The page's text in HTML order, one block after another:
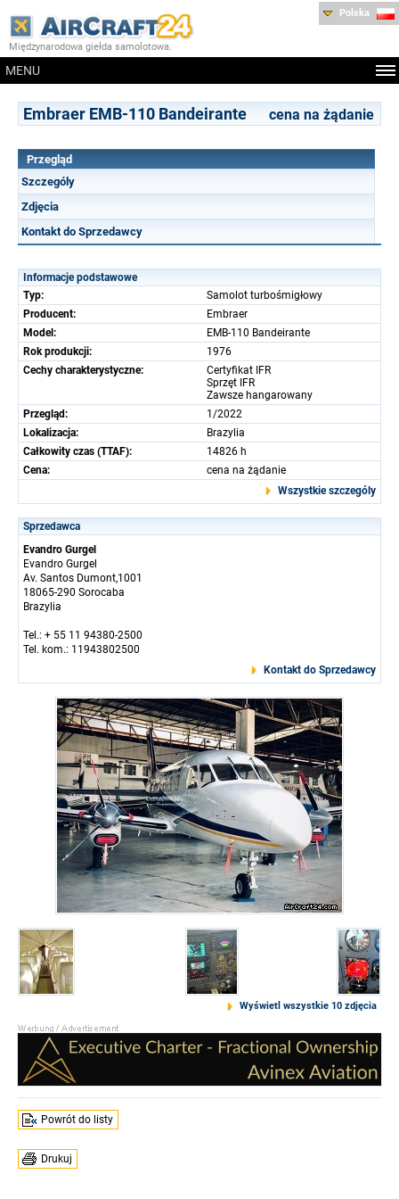
Międzynarodowa giełda samolotowa.
MENU
Polska
Embraer EMB-110 Bandeirante cena na żądanie
Przegląd
Szczególy
Zdjęcia
Kontakt do Sprzedawcy
Informacje podstawowe
Typ:
Samolot turbośmigłowy
Producent:
Embraer
Model:
EMB-110 Bandeirante
Rok produkcji:
1976
Cechy charakterystyczne:
Certyfikat IFR
Sprzęt IFR
Zawsze hangarowany
Przegląd:
1/2022
Lokalizacja:
Brazylia
Całkowity czas (TTAF):
14826 h
Cena:
cena na żądanie
Wszystkie szczególy
Sprzedawca
Evandro Gurgel
Evandro Gurgel
Av. Santos Dumont,1001
18065-290 Sorocaba
Brazylia
Tel.: + 55 11 94380-2500
Tel. kom.: 11943802500
Kontakt do Sprzedawcy
Wyświetl wszystkie 10 zdjęcia
Powrót do listy
Drukuj